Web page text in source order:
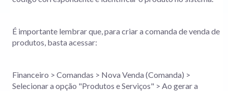
É importante lembrar que, para criar a comanda de venda de
produtos, basta acessar:
Financeiro > Comandas > Nova Venda (Comanda) >
Selecionar a opção "Produtos e Serviços" > Ao gerar a